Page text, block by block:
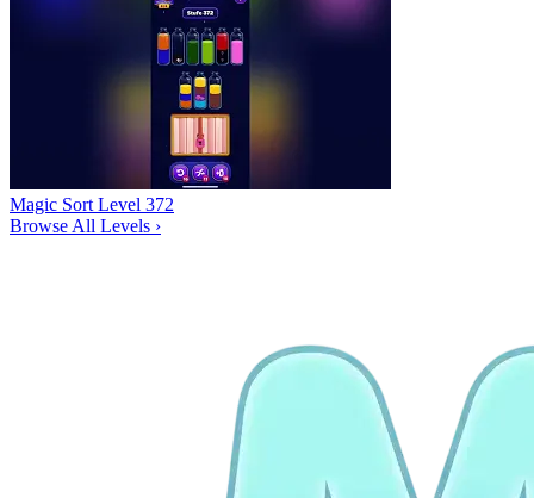
Magic Sort Level 372
Browse All Levels ›